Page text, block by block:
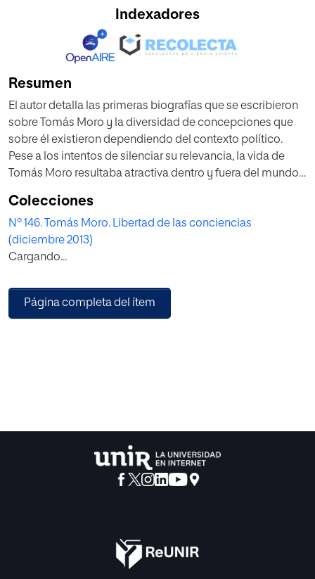
Indexadores
Resumen
El autor detalla las primeras biografías que se escribieron
sobre Tomás Moro y la diversidad de concepciones que
sobre él existieron dependiendo del contexto político.
Pese a los intentos de silenciar su relevancia, la vida de
Tomás Moro resultaba atractiva dentro y fuera del mundo
sirvieron para conformar el género biográfico moderno
debido al interés político y religioso que suscitaba su
figura.
Colecciones
Nº 146. Tomás Moro. Libertad de las conciencias
(diciembre 2013)
Cargando...
Página completa del ítem